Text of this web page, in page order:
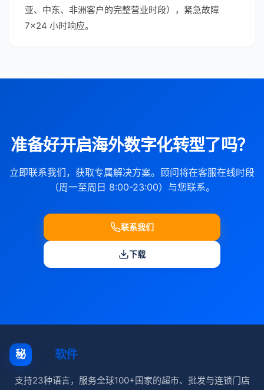
亚、中东、非洲客户的完整营业时段），紧急故障
7×24 小时响应。
准备好开启海外数字化转型了吗？
立即联系我们，获取专属解决方案。顾问将在客服在线时段
（周一至周日 8:00-23:00）与您联系。
联系我们
下载
秘 软件
支持23种语言，服务全球100+国家的超市、批发与连锁门店